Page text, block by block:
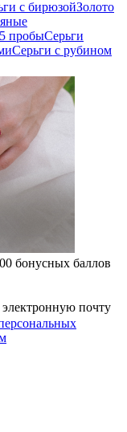
с бирюзойЗолото
пробыСерьги
Серьги с рубином
бонусных баллов
почту